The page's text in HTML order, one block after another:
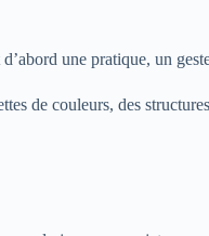
une pratique, un
de couleurs, des